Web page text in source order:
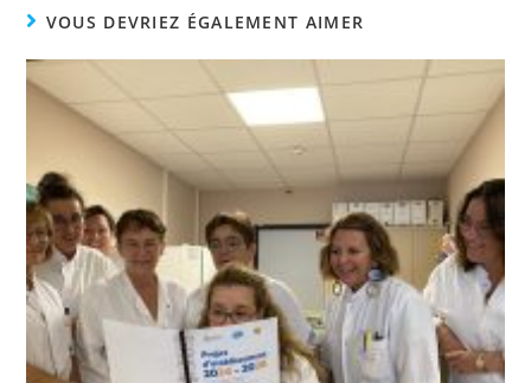
VOUS DEVRIEZ ÉGALEMENT AIMER